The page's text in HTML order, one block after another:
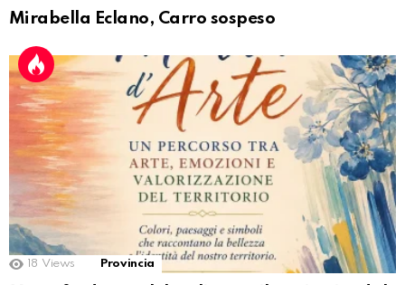
Mirabella Eclano, Carro sospeso
18 Views Provincia